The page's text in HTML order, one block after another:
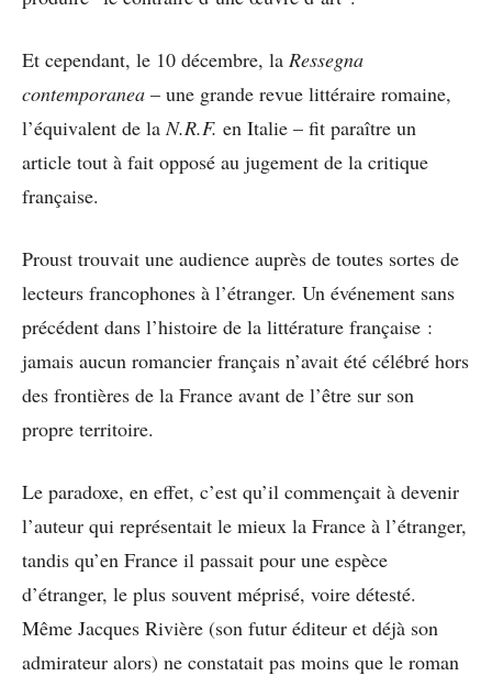
Et cependant, le 10 décembre, la Ressegna
contemporanea – une grande revue littéraire romaine,
l’équivalent de la N.R.F. en Italie – fit paraître un
article tout à fait opposé au jugement de la critique
française.
Proust trouvait une audience auprès de toutes sortes de
lecteurs francophones à l’étranger. Un événement sans
précédent dans l’histoire de la littérature française :
jamais aucun romancier français n’avait été célébré hors
des frontières de la France avant de l’être sur son
propre territoire.
Le paradoxe, en effet, c’est qu’il commençait à devenir
l’auteur qui représentait le mieux la France à l’étranger,
tandis qu’en France il passait pour une espèce
d’étranger, le plus souvent méprisé, voire détesté.
Même Jacques Rivière (son futur éditeur et déjà son
admirateur alors) ne constatait pas moins que le roman